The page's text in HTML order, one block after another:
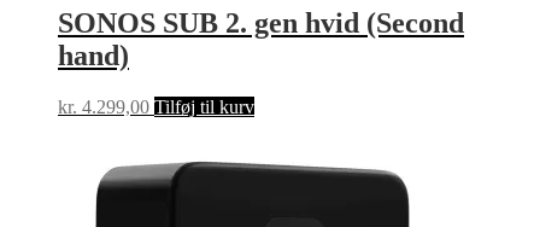
SONOS SUB 2. gen hvid (Second
hand)
kr. 4.299,00 Tilføj til kurv